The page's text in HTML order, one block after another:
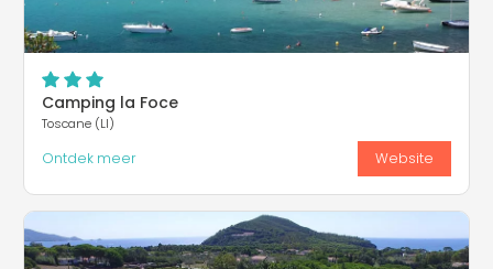
Camping la Foce
Toscane (LI)
Ontdek meer Website